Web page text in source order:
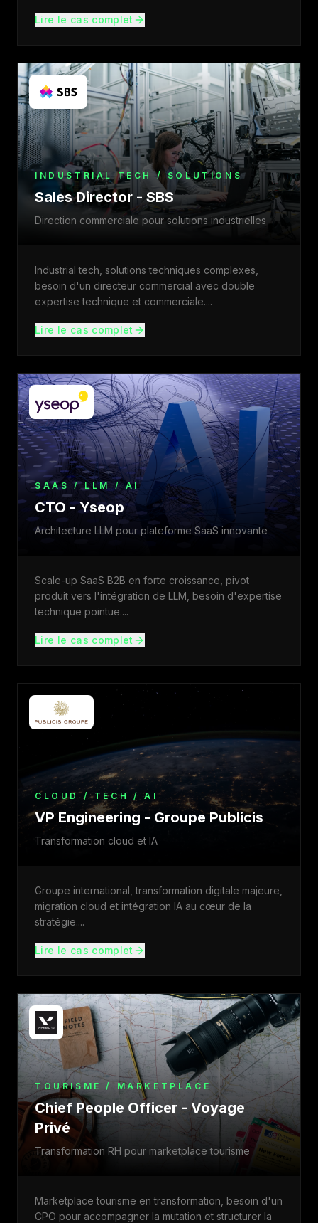
Lire le cas complet
INDUSTRIAL TECH / SOLUTIONS
Sales Director - SBS
Direction commerciale pour solutions industrielles
Industrial tech, solutions techniques complexes,
besoin d'un directeur commercial avec double
expertise technique et commerciale....
Lire le cas complet
SAAS / LLM / AI
CTO - Yseop
Architecture LLM pour plateforme SaaS innovante
Scale-up SaaS B2B en forte croissance, pivot
produit vers l'intégration de LLM, besoin d'expertise
technique pointue....
Lire le cas complet
CLOUD / TECH / AI
VP Engineering - Groupe Publicis
Transformation cloud et IA
Groupe international, transformation digitale majeure,
migration cloud et intégration IA au cœur de la
stratégie....
Lire le cas complet
TOURISME / MARKETPLACE
Chief People Officer - Voyage
Privé
Transformation RH pour marketplace tourisme
Marketplace tourisme en transformation, besoin d'un
CPO pour accompagner la mutation et structurer la